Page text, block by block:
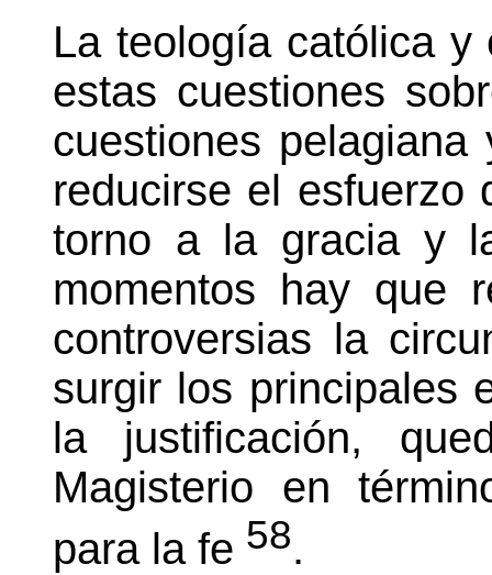
La teología católica y
estas cuestiones
cuestiones
reducirse el esfuerzo
torno a la gracia y
momentos hay que
controversias la
surgir los principales
la justificación,
Magisterio en
para la fe 58.